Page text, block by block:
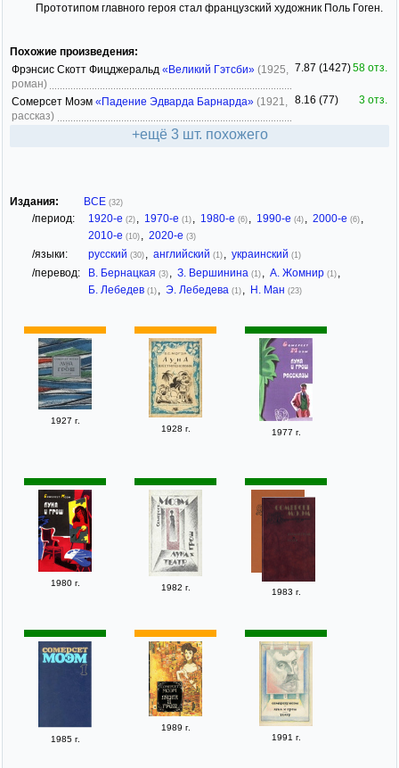
Прототипом главного героя стал французский художник Поль Гоген.
Похожие произведения:
Фрэнсис Скотт Фицджеральд «Великий Гэтсби» (1925,
роман)
7.87 (1427)58 отз.
Сомерсет Моэм «Падение Эдварда Барнарда» (1921,
рассказ)
8.16 (77) 3 отз.
+ещё 3 шт. похожего
Издания: ВСЕ (32)
/период: 1920-е (2) , 1970-е (1) , 1980-е (6) , 1990-е (4) , 2000-е (6) ,
2010-е (10) , 2020-е (3)
/языки: русский (30) , английский (1) , украинский (1)
/перевод: В. Бернацкая (3) , З. Вершинина (1) , А. Жомнир (1) ,
Б. Лебедев (1) , Э. Лебедева (1) , Н. Ман (23)
1927 г.
1928 г.
1977 г.
1980 г. 1982 г. 1983 г.
1985 г.
1989 г.
1991 г.